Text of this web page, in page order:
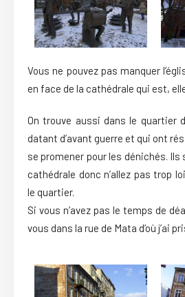
Vous ne pouvez pas manquer
en face de la cathédrale qui est,
On trouve aussi dans le quartier
datant d’avant guerre et qui ont
se promener pour les dénichés.
cathédrale donc n’allez pas trop
le quartier.
Si vous n’avez pas le temps de
vous dans la rue de Mata d’où j’ai